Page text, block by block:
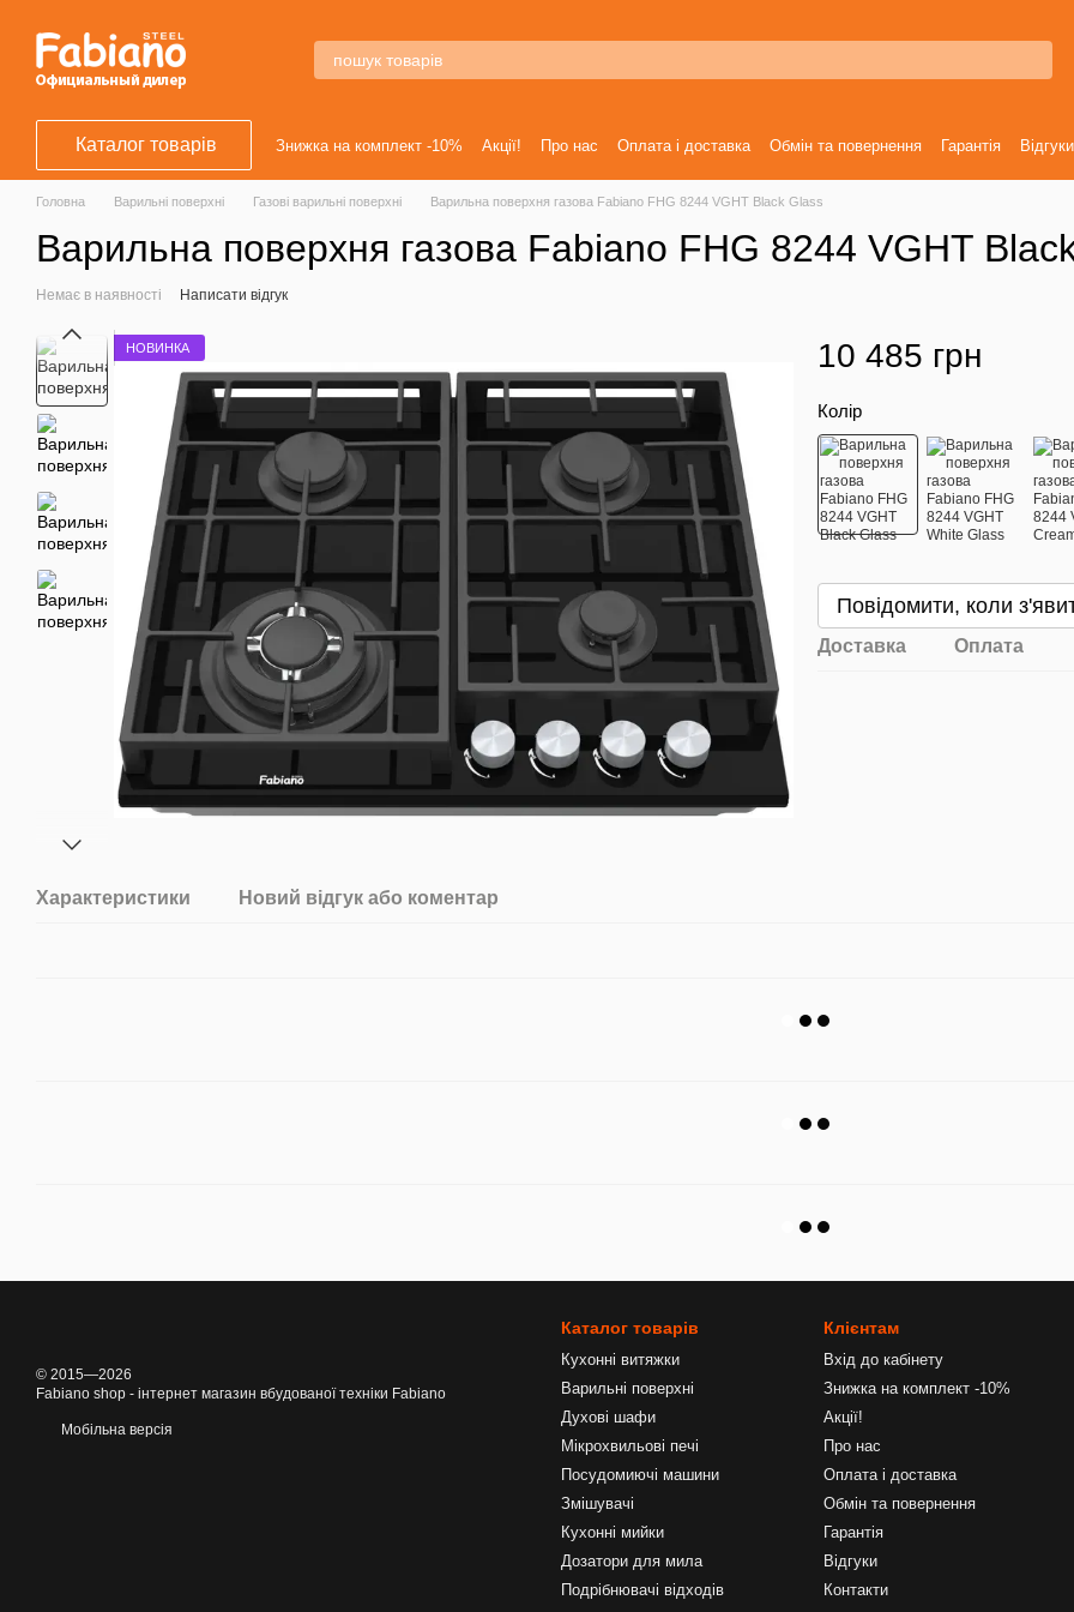
Каталог товарів Знижка на комплект -10% Акції! Про нас Оплата і доставка Обмін та повернення Гарантія Відгуки
Головна Варильні поверхні Газові варильні поверхні Варильна поверхня газова Fabiano FHG 8244 VGHT Black Glass
Варильна поверхня газова Fabiano FHG 8244 VGHT
Немає в наявності Написати відгук
НОВИНКА 10 485 грн
Колір
Повідомити, коли
Доставка Оплата
Характеристики Новий відгук або коментар
© 2015—2026
Fabiano shop - інтернет магазин вбудованої техніки Fabiano
Мобільна версія
Каталог товарів
Кухонні витяжки
Варильні поверхні
Духові шафи
Мікрохвильові печі
Посудомиючі машини
Змішувачі
Кухонні мийки
Дозатори для мила
Подрібнювачі відходів
Клієнтам
Вхід до кабінету
Знижка на комплект -10%
Акції!
Про нас
Оплата і доставка
Обмін та повернення
Гарантія
Відгуки
Контакти